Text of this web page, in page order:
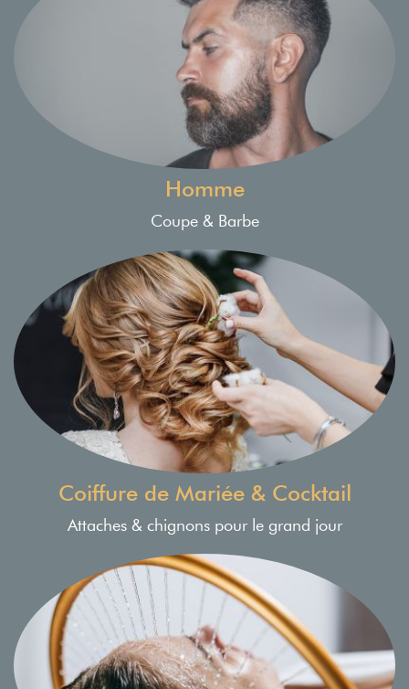
Homme
Coupe & Barbe
Coiffure de Mariée & Cocktail
Attaches & chignons pour le grand jour